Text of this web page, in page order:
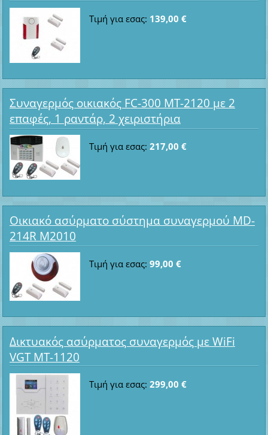
Τιμή για εσας: 139,00 €
Συναγερμός οικιακός FC-300 MT-2120 με 2
επαφές, 1 ραντάρ, 2 χειριστήρια
Τιμή για εσας: 217,00 €
Οικιακό ασύρματο σύστημα συναγερμού MD-
214R M2010
Τιμή για εσας: 99,00 €
Δικτυακός ασύρματος συναγερμός με WiFi
VGT MT-1120
Τιμή για εσας: 299,00 €